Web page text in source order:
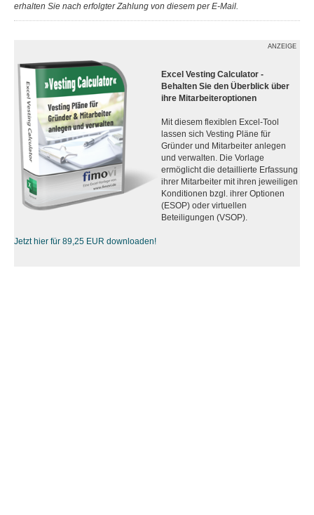
erhalten Sie nach erfolgter Zahlung von diesem per E-Mail.
ANZEIGE
Excel Vesting Calculator -
Behalten Sie den Überblick über
ihre Mitarbeiteroptionen
Mit diesem flexiblen Excel-Tool
lassen sich Vesting Pläne für
Gründer und Mitarbeiter anlegen
und verwalten. Die Vorlage
ermöglicht die detaillierte Erfassung
ihrer Mitarbeiter mit ihren jeweiligen
Konditionen bzgl. ihrer Optionen
(ESOP) oder virtuellen
Beteiligungen (VSOP).
Jetzt hier für 89,25 EUR downloaden!